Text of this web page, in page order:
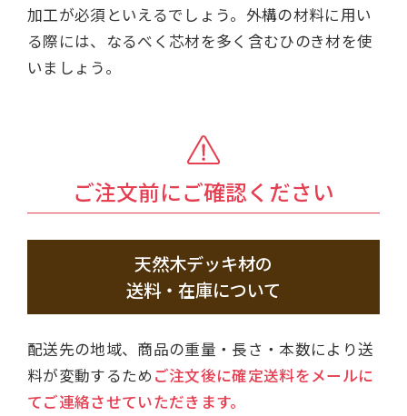
加工が必須といえるでしょう。外構の材料に用い
る際には、なるべく芯材を多く含むひのき材を使
いましょう。
ご注文前にご確認ください
天然木デッキ材の
送料・在庫について
配送先の地域、商品の重量・長さ・本数により送
料が変動するため ご注文後に確定送料をメールに
てご連絡させていただきます。